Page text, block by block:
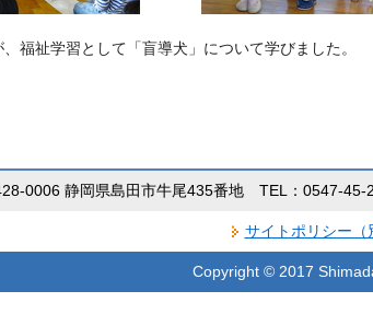
福祉学習として「盲導犬」について学びました。
0006 静岡県島田市牛尾435番地 TEL：0547-45-
サイトポリシー（
Copyright © 2017